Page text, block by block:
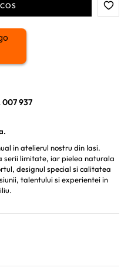
007 937
in atelierul nostru din Iasi.
serii limitate, iar pielea naturala
designul special si calitatea
talentului si experientei in